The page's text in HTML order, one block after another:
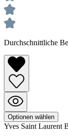
Durchschnittliche
Optionen wählen
Yves Saint Laurent